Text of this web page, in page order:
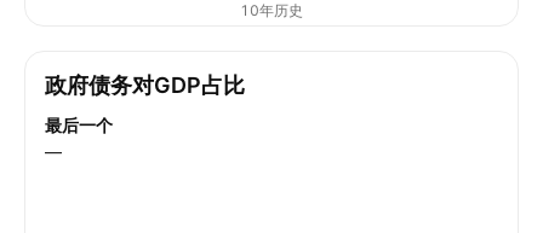
10年历史
政府债务对GDP占比
最后一个
—